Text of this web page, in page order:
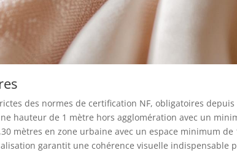
des normes de certification NF, obligatoires depuis
hauteur de 1 mètre hors agglomération avec un
mètres en zone urbaine avec un espace minimum de
garantit une cohérence visuelle indispensable